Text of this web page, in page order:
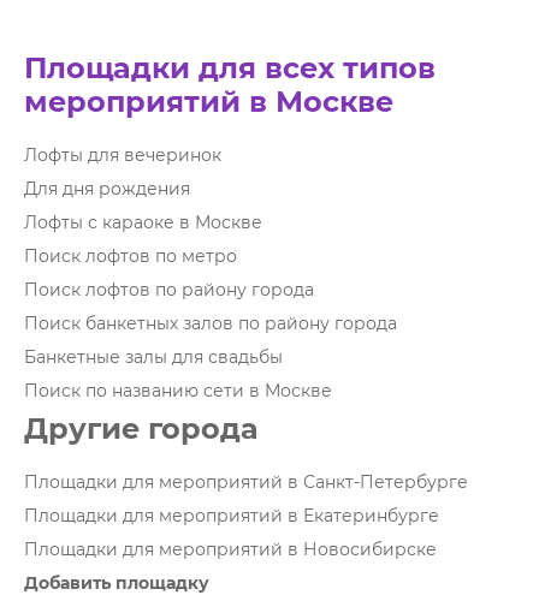
Площадки для всех типов
мероприятий в Москве
Лофты для вечеринок
Для дня рождения
Лофты с караоке в Москве
Поиск лофтов по метро
Поиск лофтов по району города
Поиск банкетных залов по району города
Банкетные залы для свадьбы
Поиск по названию сети в Москве
Другие города
Площадки для мероприятий в Санкт-Петербурге
Площадки для мероприятий в Екатеринбурге
Площадки для мероприятий в Новосибирске
Добавить площадку